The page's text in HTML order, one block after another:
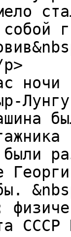
ночи
СССР